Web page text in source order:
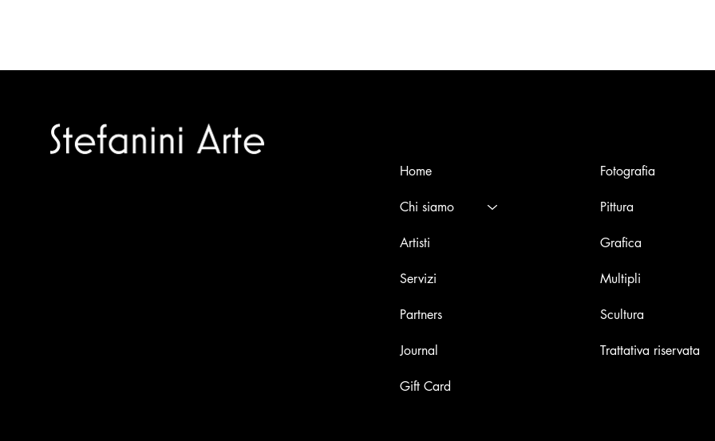
Home
Chi siamo
Artisti
Servizi
Partners
Journal
Gift Card
Fotografia
Pittura
Grafica
Multipli
Scultura
Trattativa riservata